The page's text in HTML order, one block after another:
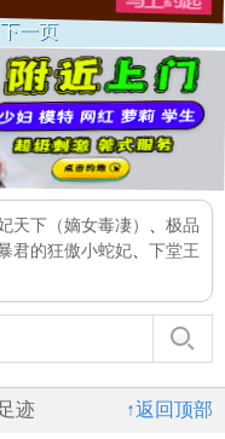
下一页
天下（嫡女毒凄）
极品
君的狂傲小蛇妃
下堂王
↑返回顶部
足迹